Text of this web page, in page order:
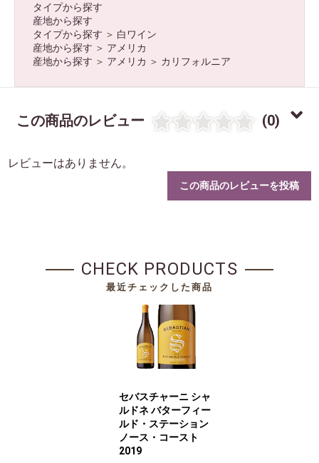
タイプから探す
産地から探す
タイプから探す ＞ 白ワイン
産地から探す ＞ アメリカ
産地から探す ＞ アメリカ ＞ カリフォルニア
この商品のレビュー (0)
レビューはありません。
この商品のレビューを投稿
CHECK PRODUCTS
最近チェックした商品
セバスチャーニ シャ
ルドネ バターフィー
ルド・ステーション
ノース・コースト
2019